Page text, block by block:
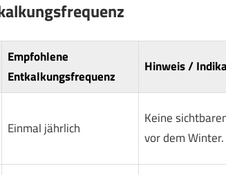
Empfohlene
Entkalkungsfrequenz
Hinweis /
Einmal jährlich
Keine
vor dem Winter.